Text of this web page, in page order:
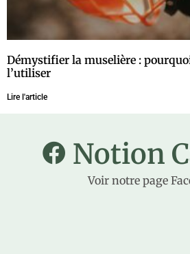
Démystifier la muselière :
l’utiliser
Lire l'article
Notion
Voir notre page